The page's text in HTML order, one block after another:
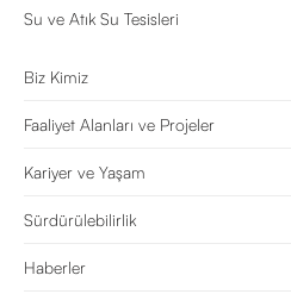
Su ve Atık Su Tesisleri
Biz Kimiz
Faaliyet Alanları ve Projeler
Kariyer ve Yaşam
Sürdürülebilirlik
Haberler